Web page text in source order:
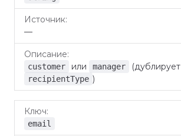
—
customer или manager (дублирует
recipientType )
email